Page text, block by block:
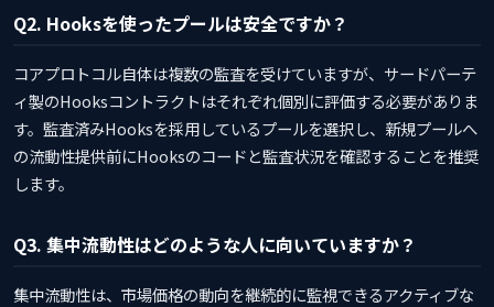
Q2. Hooksを使ったプールは安全ですか？
コアプロトコル自体は複数の監査を受けていますが、サードパーテ
ィ製のHooksコントラクトはそれぞれ個別に評価する必要がありま
す。監査済みHooksを採用しているプールを選択し、新規プールへ
の流動性提供前にHooksのコードと監査状況を確認することを推奨
します。
Q3. 集中流動性はどのような人に向いていますか？
集中流動性は、市場価格の動向を継続的に監視できるアクティブな